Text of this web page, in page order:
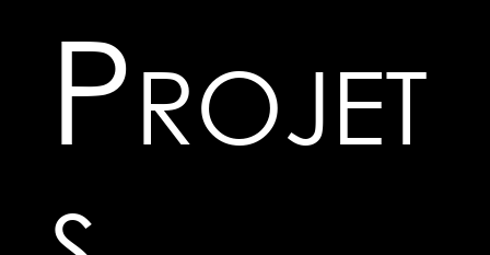
Projet